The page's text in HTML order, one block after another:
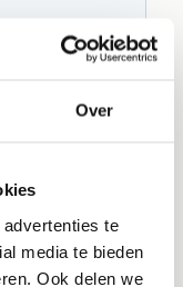
Over
te
media te bieden
Ook delen we